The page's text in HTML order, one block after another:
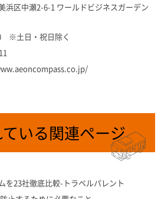
浜区中瀬2-6-1 ワールドビジネスガーデン
※土日・祝日除く
いる関連ページ
を23社徹底比較-トラベルパレント